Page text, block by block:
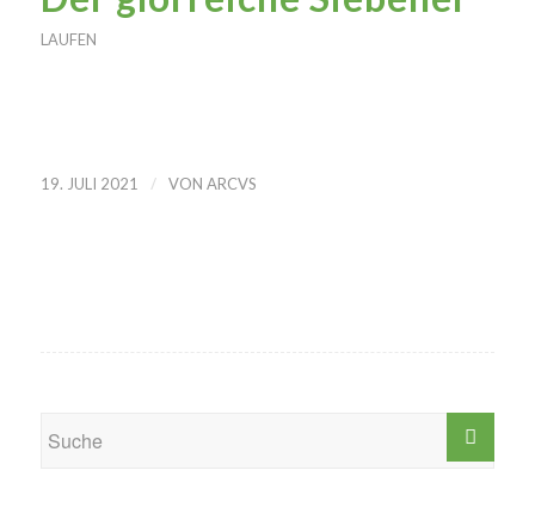
LAUFEN
19. JULI 2021 / VON ARCVS